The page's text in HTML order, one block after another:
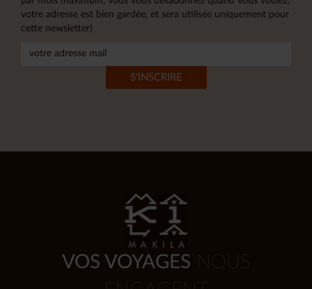
votre adresse est bien gardée, et sera utilisée uniquement pour
cette newsletter)
VOS VOYAGES NOUS